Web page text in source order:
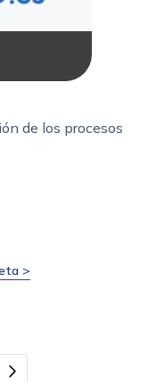
de los procesos
>